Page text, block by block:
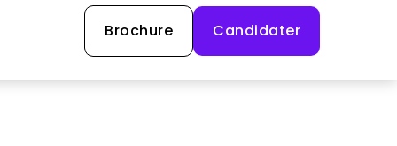
Brochure Candidater